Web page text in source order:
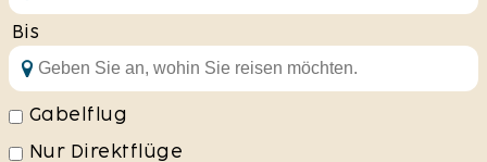
Bis
Gabelflug
Nur Direktflüge